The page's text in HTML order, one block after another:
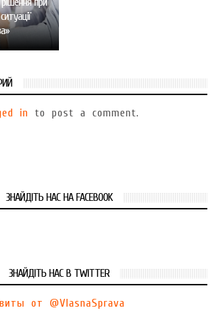
in to post a comment.
ЗНАЙДІТЬ НАС НА FACEBOOK
ЗНАЙДІТЬ НАС В TWITTER
от @VlasnaSprava